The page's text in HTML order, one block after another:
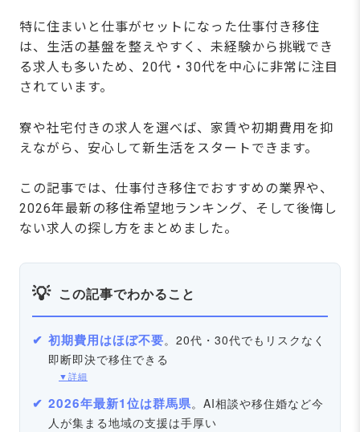
特に住まいと仕事がセットになった仕事付き移住
は、生活の基盤を整えやすく、未経験から挑戦でき
る求人も多いため、20代・30代を中心に非常に注目
されています。
寮や社宅付きの求人を選べば、家賃や初期費用を抑
えながら、安心して新生活をスタートできます。
この記事では、仕事付き移住でおすすめの業界や、
2026年最新の移住希望地ランキング、そして後悔し
ない求人の探し方をまとめました。
この記事でわかること
初期費用はほぼ不要。20代・30代でもリスクなく
即断即決で移住できる
▼詳細
2026年最新1位は群馬県。AI相談や移住婚など今
人が集まる地域の支援は手厚い